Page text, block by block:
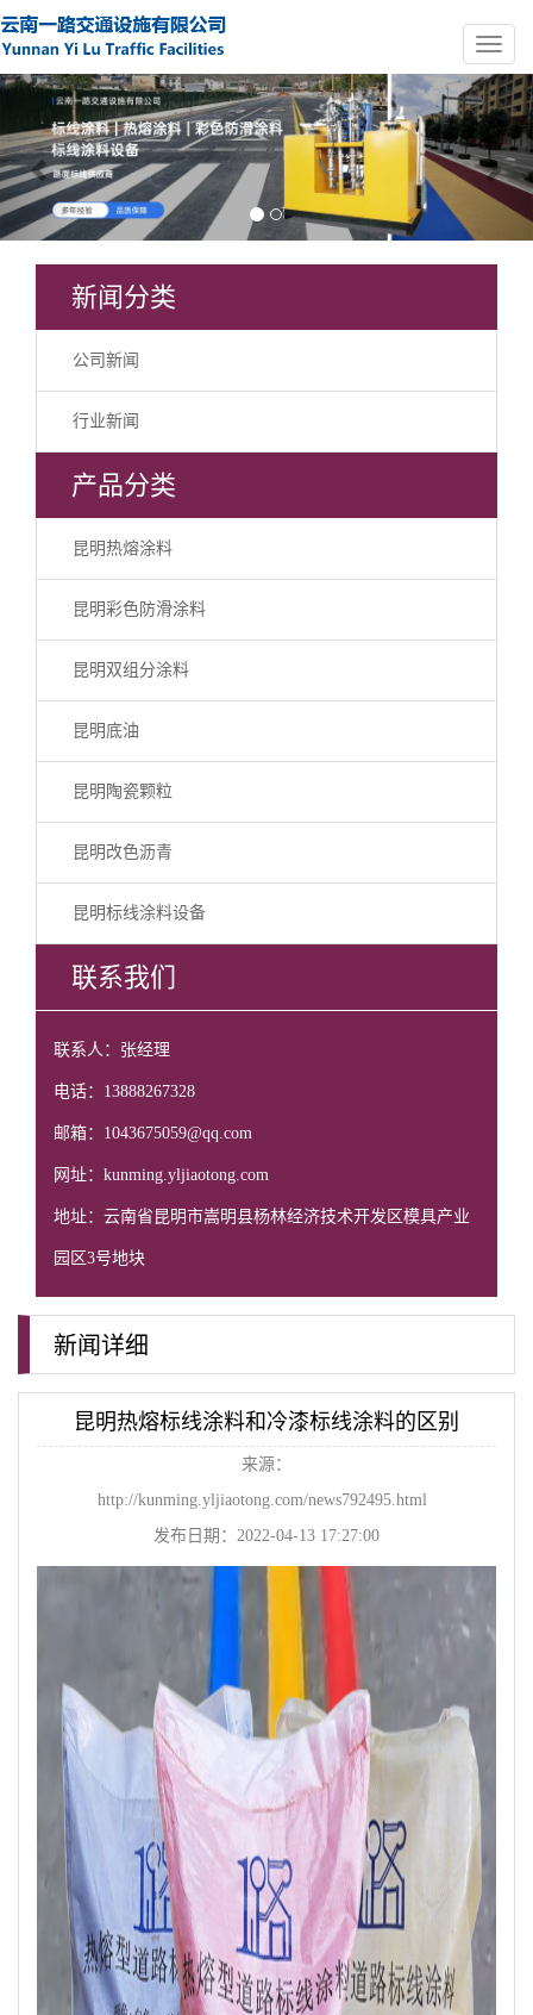
Previous
新闻分类
公司新闻
行业新闻
产品分类
昆明热熔涂料
昆明彩色防滑涂料
昆明双组分涂料
昆明底油
昆明陶瓷颗粒
昆明改色沥青
昆明标线涂料设备
联系我们
联系人：张经理
电话：13888267328
邮箱：1043675059@qq.com
网址：kunming.yljiaotong.com
地址：云南省昆明市嵩明县杨林经济技术开发区模具产业
园区3号地块
新闻详细
昆明热熔标线涂料和冷漆标线涂料的区别
来源：
http://kunming.yljiaotong.com/news792495.html
发布日期：2022-04-13 17:27:00